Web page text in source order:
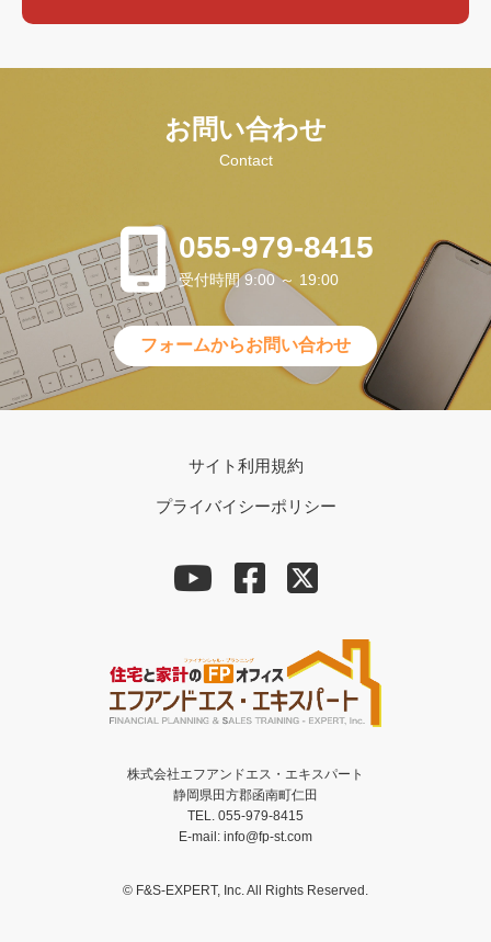
お問い合わせ
Contact
055-979-8415
受付時間 9:00 ～ 19:00
フォームからお問い合わせ
サイト利用規約
プライバイシーポリシー
株式会社エフアンドエス・エキスパート
静岡県田方郡函南町仁田
TEL. 055-979-8415
E-mail: info@fp-st.com
© F&S-EXPERT, Inc. All Rights Reserved.